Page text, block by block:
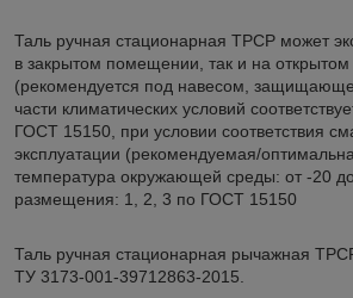
Таль ручная стационарная ТРСР может
в закрытом помещении, так и на открытом
(рекомендуется под навесом,
части климатических условий
ГОСТ 15150, при условии соответствия
эксплуатации (рекомендуемая/
температура окружающей среды: от -20
размещения: 1, 2, 3 по ГОСТ 15150
Таль ручная стационарная рычажная
ТУ 3173-001-39712863-2015.